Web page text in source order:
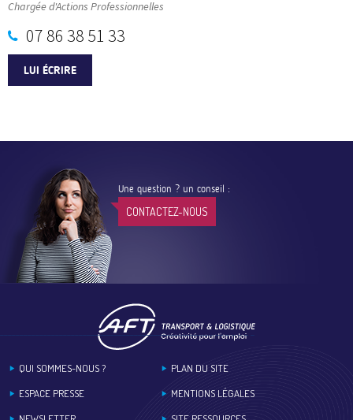
Chargée d'Actions Professionnelles
07 86 38 51 33
LUI ÉCRIRE
Une question ? un conseil :
CONTACTEZ-NOUS
QUI SOMMES-NOUS ?
ESPACE PRESSE
PLAN DU SITE
MENTIONS LÉGALES